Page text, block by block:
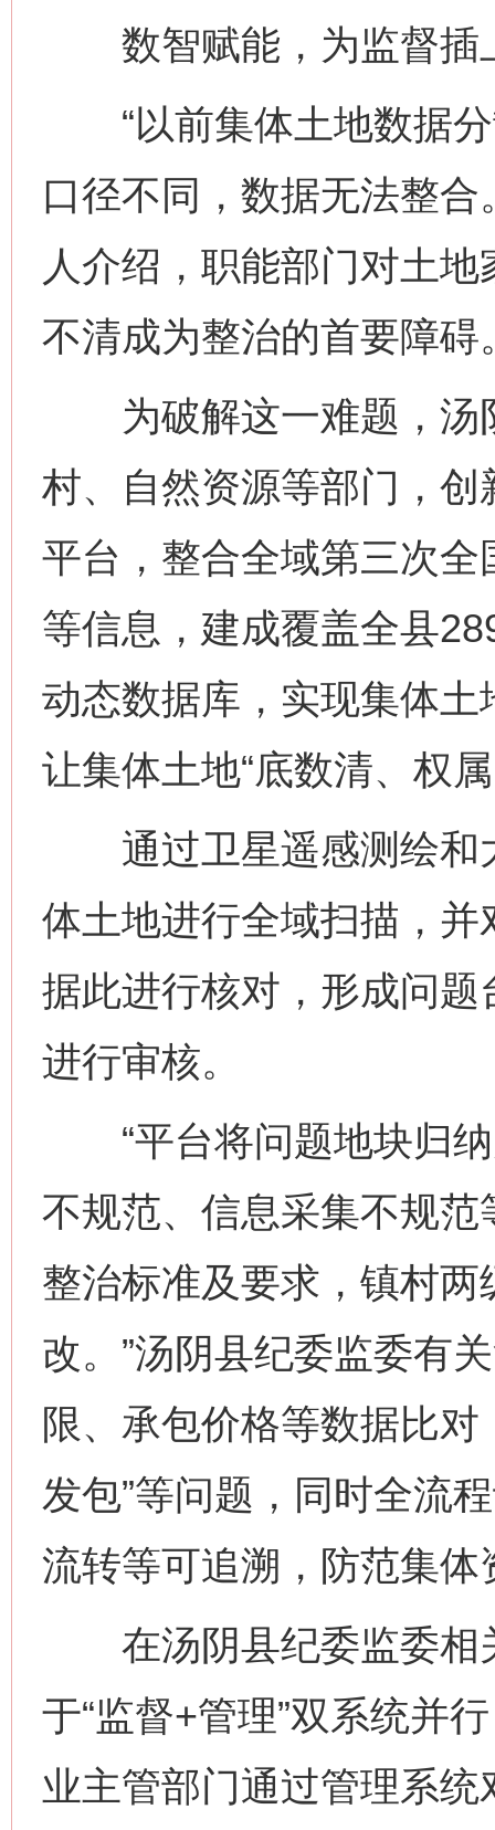
数智赋能，为监督插
“以前集体土地数据分
口径不同，数据无法整
人介绍，职能部门对土
不清成为整治的首要障碍
为破解这一难题，汤
村、自然资源等部门，
平台，整合全域第三次
等信息，建成覆盖全县
动态数据库，实现集体土
让集体土地“底数清、权
通过卫星遥感测绘和
体土地进行全域扫描，
据此进行核对，形成问
进行审核。
“平台将问题地块归纳
不规范、信息采集不规
整治标准及要求，镇村
改。”汤阴县纪委监委有
限、承包价格等数据比对
发包”等问题，同时全流
流转等可追溯，防范集体
在汤阴县纪委监委相
于“监督+管理”双系统并
业主管部门通过管理系